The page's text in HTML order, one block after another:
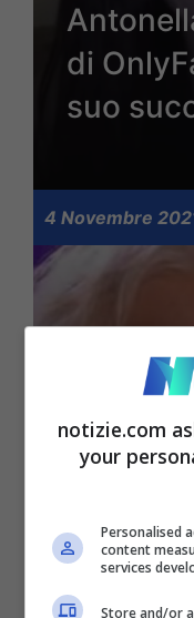
di
suo
4 Novembre
contro i
“social”
notizie.com
your
Personalised
content
services
Store and/or